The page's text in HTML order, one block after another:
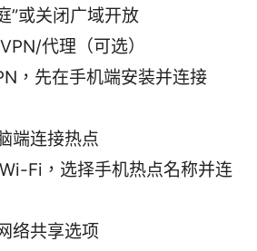
”或关闭广域开放
代理（可选）
，先在手机端安装并连接
端连接热点
Fi，选择手机热点名称并连
络共享选项